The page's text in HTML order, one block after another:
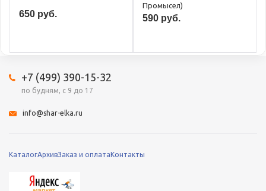
650 руб.
Промысел)
590 руб.
КаталогАрхивЗаказ и оплатаКонтакты
+7 (499) 390-15-32
по будням, с 9 до 17
info@shar-elka.ru